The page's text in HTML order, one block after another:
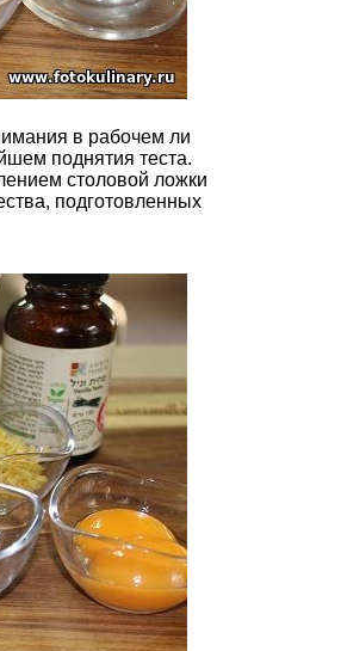
в рабочем ли
поднятия теста.
столовой ложки
подготовленных